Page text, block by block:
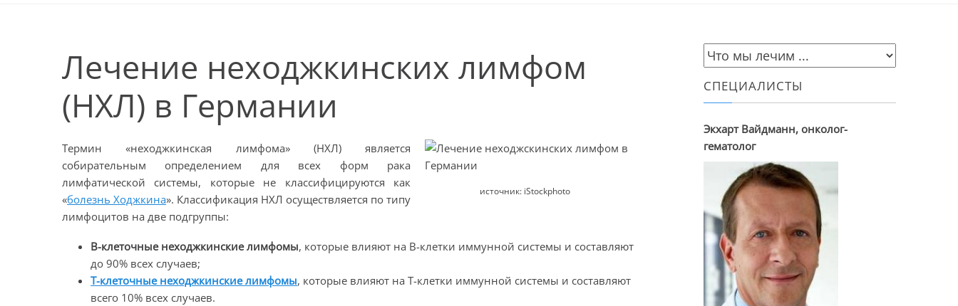
Лечение неходжкинских лимфом
(НХЛ) в Германии
источник: iStockphoto
Термин «неходжкинская лимфома» (НХЛ) является
собирательным определением для всех форм рака
лимфатической системы, которые не классифицируются как
«болезнь Ходжкина». Классификация НХЛ осуществляется по типу
лимфоцитов на две подгруппы:
В-клеточные неходжкинские лимфомы, которые влияют на В-клетки иммунной системы и составляют
до 90% всех случаев;
Т-клеточные неходжкинские лимфомы, которые влияют на Т-клетки иммунной системы и составляют
всего 10% всех случаев.
СПЕЦИАЛИСТЫ
Экхарт Вайдманн, онколог-
гематолог